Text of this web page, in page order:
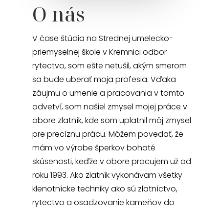
O nás
V čase štúdia na Strednej umelecko-
priemyselnej škole v Kremnici odbor
rytectvo, som ešte netušil, akým smerom
sa bude uberať moja profesia. Vďaka
záujmu o umenie a pracovania v tomto
odvetví, som našiel zmysel mojej práce v
obore zlatník, kde som uplatnil môj zmysel
pre precíznu prácu. Môžem povedať, že
mám vo výrobe šperkov bohaté
skúsenosti, keďže v obore pracujem už od
roku 1993. Ako zlatník vykonávam všetky
klenotnícke techniky ako sú zlatníctvo,
rytectvo a osadzovanie kameňov do